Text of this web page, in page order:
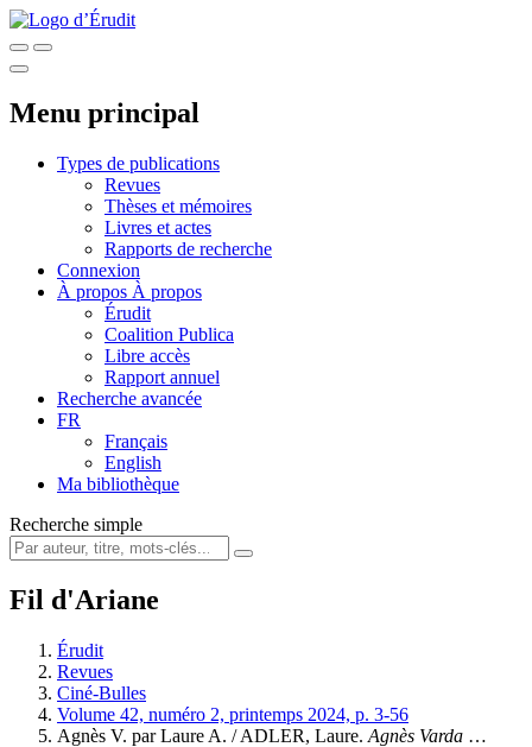
Menu principal
Types de publications
Revues
Thèses et mémoires
Livres et actes
Rapports de recherche
Connexion
À propos À propos
Érudit
Coalition Publica
Libre accès
Rapport annuel
Recherche avancée
FR
Français
English
Ma bibliothèque
Recherche simple
Fil d'Ariane
Érudit
Revues
Ciné-Bulles
Volume 42, numéro 2, printemps 2024, p. 3-56
Agnès V. par Laure A. / ADLER, Laure. Agnès Varda …